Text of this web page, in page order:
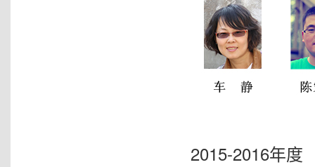
2015-2016年度